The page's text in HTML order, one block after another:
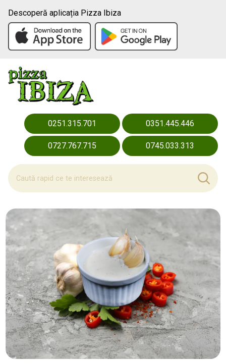
Descoperă aplicația Pizza Ibiza
0251.315.701 0351.445.446
0727.767.715 0745.033.313